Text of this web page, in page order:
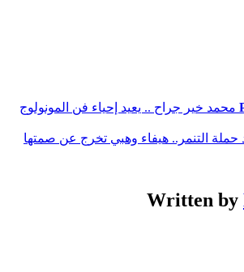
محمد خير جراح .. يعيد إحياء فن المونولوج
حملة التنمر.. هيفاء وهبي تخرج عن صمتها
Written by